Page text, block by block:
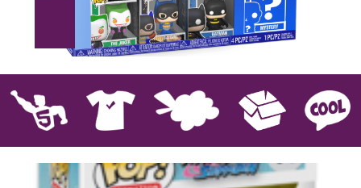
אספנות בובות פרווה חולצות פסלים